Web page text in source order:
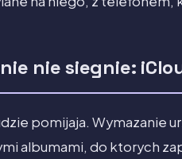
nie siegnie:
pomijaja. Wymazanie
albumami, do ktorych